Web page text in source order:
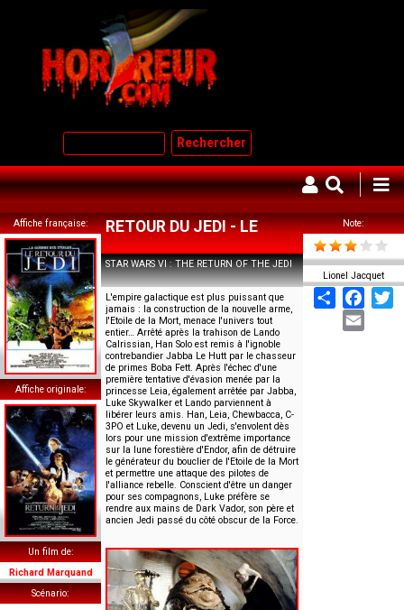
Rechercher
Affiche française
Affiche originale
Un film de
Richard Marquand
Scénario
RETOUR DU JEDI - LE
STAR WARS VI : THE RETURN OF THE JEDI
L'empire galactique est plus puissant que
jamais : la construction de la nouvelle arme,
l'Etoile de la Mort, menace l'univers tout
entier… Arrêté après la trahison de Lando
Calrissian, Han Solo est remis à l'ignoble
contrebandier Jabba Le Hutt par le chasseur
de primes Boba Fett. Après l'échec d'une
première tentative d'évasion menée par la
princesse Leia, également arrêtée par Jabba,
Luke Skywalker et Lando parviennent à
libérer leurs amis. Han, Leia, Chewbacca, C-
3PO et Luke, devenu un Jedi, s'envolent dès
lors pour une mission d'extrême importance
sur la lune forestière d'Endor, afin de détruire
le générateur du bouclier de l'Etoile de la Mort
et permettre une attaque des pilotes de
l'alliance rebelle. Conscient d'être un danger
pour ses compagnons, Luke préfère se
rendre aux mains de Dark Vador, son père et
ancien Jedi passé du côté obscur de la Force.
Note
Lionel Jacquet
Share